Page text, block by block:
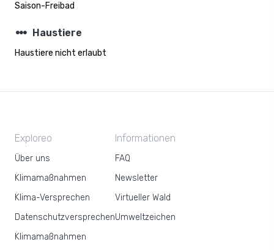
Saison-Freibad
steppers Haustiere
Haustiere nicht erlaubt
Exploreo
Über uns
Klimamaßnahmen
Klima-Versprechen
Datenschutzversprechen
Klimamaßnahmen
Informationen
FAQ
Newsletter
Virtueller Wald
Umweltzeichen